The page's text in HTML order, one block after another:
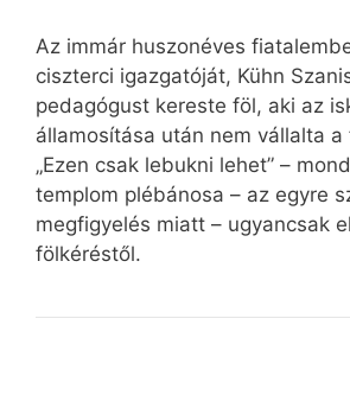
Az immár huszonéves
ciszterci igazgatóját, Kühn
pedagógust kereste föl, aki az
államosítása után nem vállalta
„Ezen csak lebukni lehet” –
templom plébánosa – az egyre
megfigyelés miatt – ugyancsak
fölkéréstől.